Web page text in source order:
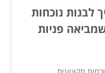
לבנות נוכחות
פניות